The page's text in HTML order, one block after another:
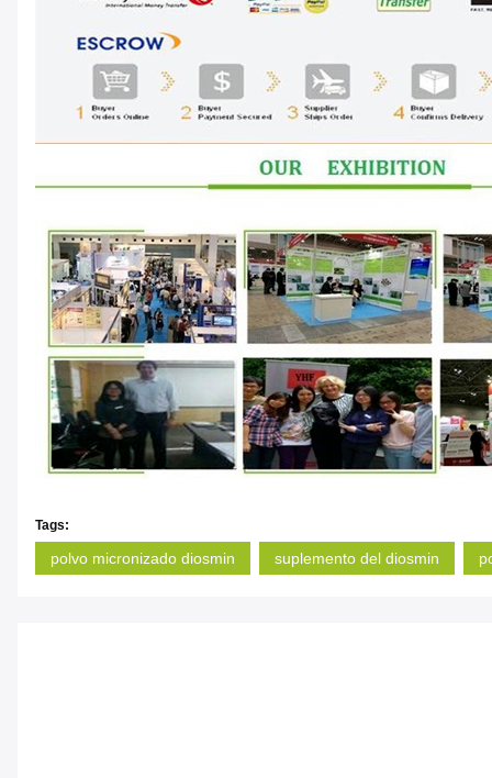
Tags:
polvo micronizado diosmin suplemento del diosmin